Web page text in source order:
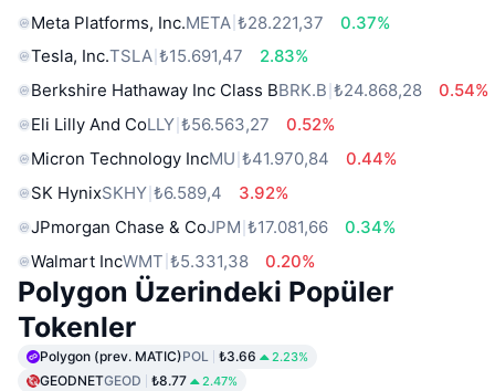
Meta Platforms, Inc.META ₺28.221,37
0.37%
Tesla, Inc.TSLA ₺15.691,47
2.83%
Berkshire Hathaway Inc Class BBRK.B ₺24.868,28
0.54%
Eli Lilly And CoLLY ₺56.563,27
0.52%
Micron Technology IncMU ₺41.970,84
0.44%
SK HynixSKHY ₺6.589,4
3.92%
JPmorgan Chase & CoJPM ₺17.081,66
0.34%
Walmart IncWMT ₺5.331,38 0.20%
Polygon Üzerindeki Popüler
Tokenler
Polygon (prev. MATIC)POL ₺3.66 2.23%
GEODNETGEOD ₺8.77 2.47%